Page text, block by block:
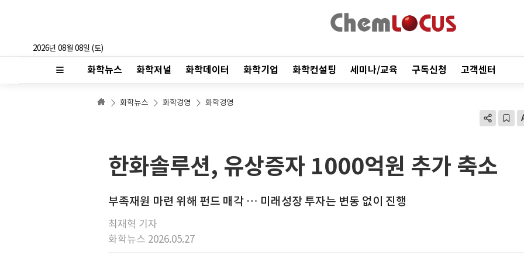
2026년 08월 08일 (토)
화학뉴스 화학저널 화학데이터 화학기업 화학컨설팅 세미나/교육 구독신청 고객센터
화학뉴스 화학경영 화학경영
한화솔루션, 유상증자 1000억원 추가 축소
부족재원 마련 위해 펀드 매각 … 미래성장 투자는 변동 없이 진행
최재혁 기자
화학뉴스 2026.05.27